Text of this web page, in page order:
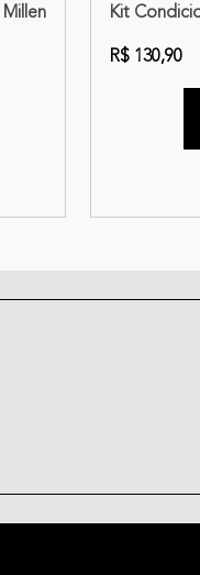
Óleos Japoneses
Kit
R$ 130,90